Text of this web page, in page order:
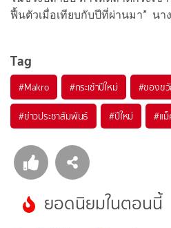
ฟื้นตัวเมื่อเทียบกับปีที่ผ่านมา” นา
Tag
#Makro #กระเช้าปีใหม่ #ของข
#ข่าวประชาสัมพันธ์ #ปีใหม่ #แม็
ยอดนิยมในตอนนี้